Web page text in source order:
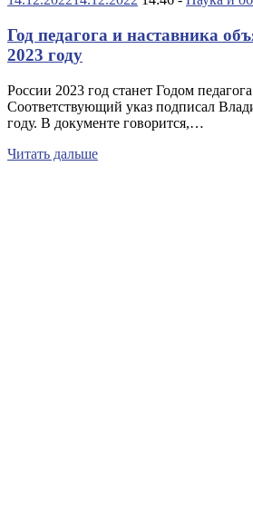
Год педагога и наставника
2023 году
России 2023 год станет Годом
Соответствующий указ подписал
году. В документе говорится,…
Читать дальше